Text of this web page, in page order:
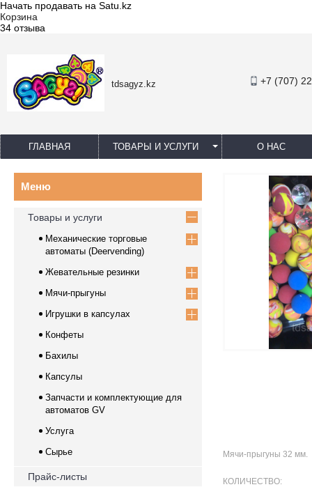
Начать продавать на Satu.kz
Корзина
34 отзыва
tdsagyz.kz +7 (707)
ГЛАВНАЯ ТОВАРЫ И УСЛУГИ О НАС
Мячи-прыгуны 32 мм.
КОЛИЧЕСТВО:
Товары и услуги
Механические торговые
автоматы (Deervending)
Жевательные резинки
Мячи-прыгуны
Игрушки в капсулах
Конфеты
Бахилы
Капсулы
Запчасти и комплектующие для
автоматов GV
Услуга
Сырье
Прайс-листы